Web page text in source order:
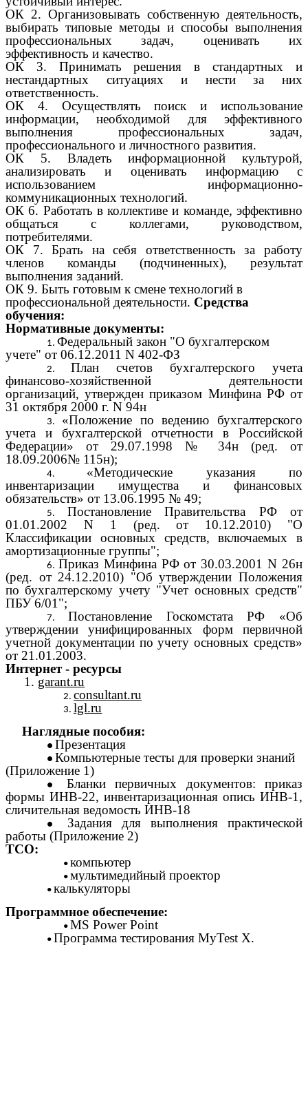
ОК 2. Организовывать собственную деятельность,
выбирать типовые методы и способы выполнения
профессиональных задач, оценивать их
эффективность и качество.
ОК 3. Принимать решения в стандартных и
нестандартных ситуациях и нести за них
ответственность.
ОК 4. Осуществлять поиск и использование
информации, необходимой для эффективного
выполнения профессиональных задач,
профессионального и личностного развития.
ОК 5. Владеть информационной культурой,
анализировать и оценивать информацию с
использованием информационно-
коммуникационных технологий.
ОК 6. Работать в коллективе и команде, эффективно
общаться с коллегами, руководством,
потребителями.
ОК 7. Брать на себя ответственность за работу
членов команды (подчиненных), результат
выполнения заданий.
ОК 9. Быть готовым к смене технологий в
профессиональной деятельности. Средства
обучения:
Нормативные документы:
Федеральный закон "О бухгалтерском
учете" от 06.12.2011 N 402-ФЗ
План счетов бухгалтерского учета
финансово-хозяйственной деятельности
организаций, утвержден приказом Минфина РФ от
31 октября 2000 г. N 94н
«Положение по ведению бухгалтерского
учета и бухгалтерской отчетности в Российской
Федерации» от 29.07.1998 № 34н (ред. от
18.09.2006№ 115н);
«Методические указания по
инвентаризации имущества и финансовых
обязательств» от 13.06.1995 № 49;
Постановление Правительства РФ от
01.01.2002 N 1 (ред. от 10.12.2010) "О
Классификации основных средств, включаемых в
амортизационные группы";
Приказ Минфина РФ от 30.03.2001 N 26н
(ред. от 24.12.2010) "Об утверждении Положения
по бухгалтерскому учету "Учет основных средств"
ПБУ 6/01";
Постановление Госкомстата РФ «Об
утверждении унифицированных форм первичной
учетной документации по учету основных средств»
от 21.01.2003.
Интернет - ресурсы
1. garant.ru
consultant.ru
lgl.ru
Наглядные пособия:
Презентация
Компьютерные тесты для проверки знаний
(Приложение 1)
Бланки первичных документов: приказ
формы ИНВ-22, инвентаризационная опись ИНВ-1,
сличительная ведомость ИНВ-18
Задания для выполнения практической
работы (Приложение 2)
ТСО:
компьютер
мультимедийный проектор
калькуляторы
Программное обеспечение:
MS Power Point
Программа тестирования MyTest X.